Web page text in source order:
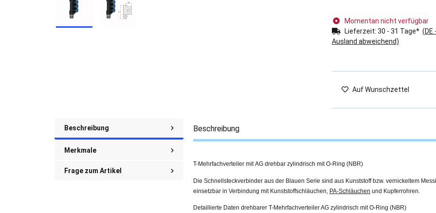
Momentan nicht verfügbar
Lieferzeit: 30 - 31 Tage* (DE -
Ausland abweichend)
Auf Wunschzettel
Beschreibung
Merkmale
Frage zum Artikel
Beschreibung
T-Mehrfachverteiler mit AG drehbar zylindrisch mit O-Ring (NBR)
Die Schnellsteckverbinder aus der Blauen Serie sind aus Kunststoff bzw. vernickeltem
einsetzbar in Verbindung mit Kunststoffschläuchen, PA-Schläuchen und Kupferrohren.
Detaillierte Daten drehbarer T-Mehrfachverteiler AG zylindrisch mit O-Ring (NBR)